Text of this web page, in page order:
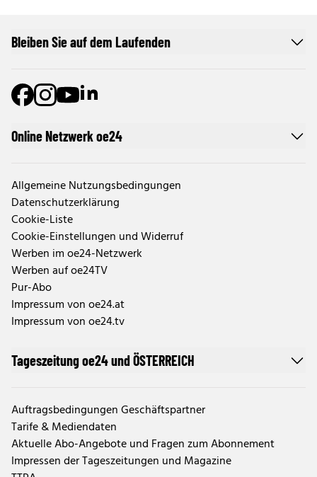
Online Netzwerk oe24
Allgemeine Nutzungsbedingungen
Datenschutzerklärung
Cookie-Liste
Cookie-Einstellungen und Widerruf
Werben im oe24-Netzwerk
Werben auf oe24TV
Pur-Abo
Impressum von oe24.at
Impressum von oe24.tv
Tageszeitung oe24 und ÖSTERREICH
Auftragsbedingungen Geschäftspartner
Tarife & Mediendaten
Aktuelle Abo-Angebote und Fragen zum Abonnement
Impressen der Tageszeitungen und Magazine
Bleiben Sie auf dem Laufenden